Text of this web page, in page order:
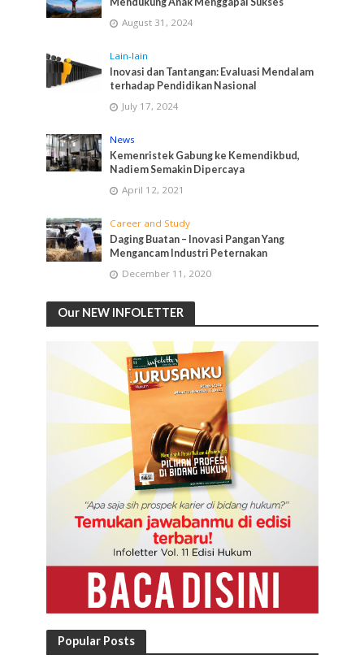
August 31, 2024
Lain-lain
Inovasi dan Tantangan: Evaluasi Mendalam
terhadap Pendidikan Nasional
July 17, 2024
News
Kemenristek Gabung ke Kemendikbud,
Nadiem Semakin Dipercaya
April 12, 2021
Career and Study
Daging Buatan – Inovasi Pangan Yang
Mengancam Industri Peternakan
December 11, 2020
Our NEW INFOLETTER
Popular Posts